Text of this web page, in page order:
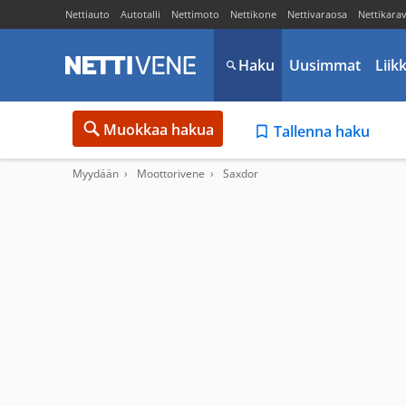
Nettiauto Autotalli Nettimoto Nettikone Nettivaraosa
Haku Uusimmat
Muokkaa hakua Tallenna haku
Myydään Moottorivene Saxdor